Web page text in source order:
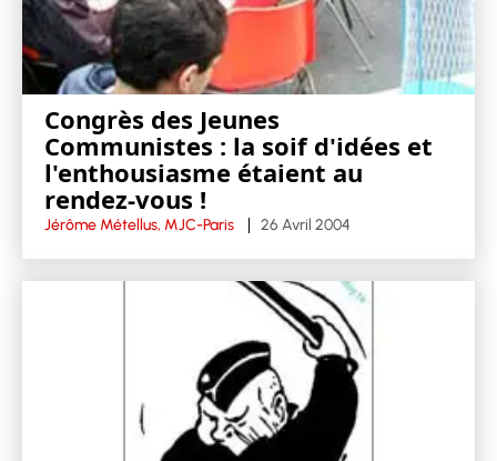
Congrès des Jeunes
Communistes : la soif d'idées et
l'enthousiasme étaient au
rendez-vous !
Jérôme Métellus, MJC-Paris 26 Avril 2004